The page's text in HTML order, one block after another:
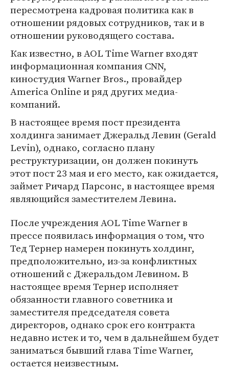
пересмотрена кадровая политика как в
отношении рядовых сотрудников, так и в
отношении руководящего состава.
Как известно, в AOL Time Warner входят
информационная компания CNN,
киностудия Warner Bros., провайдер
America Online и ряд других медиа-
компаний.
В настоящее время пост президента
холдинга занимает Джеральд Левин (Gerald
Levin), однако, согласно плану
реструктуризации, он должен покинуть
этот пост 23 мая и его место, как ожидается,
займет Ричард Парсонс, в настоящее время
являющийся заместителем Левина.
После учреждения AOL Time Warner в
прессе появилась информация о том, что
Тед Тернер намерен покинуть холдинг,
предположительно, из-за конфликтных
отношений с Джеральдом Левином. В
настоящее время Тернер исполняет
обязанности главного советника и
заместителя председателя совета
директоров, однако срок его контракта
недавно истек и то, чем в дальнейшем будет
заниматься бывший глава Time Warner,
остается неизвестным.